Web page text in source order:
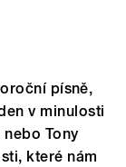
písně,
v minulosti
Tony
které nám